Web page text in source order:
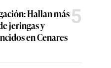
Hallan más
jeringas y
en Cenares
5